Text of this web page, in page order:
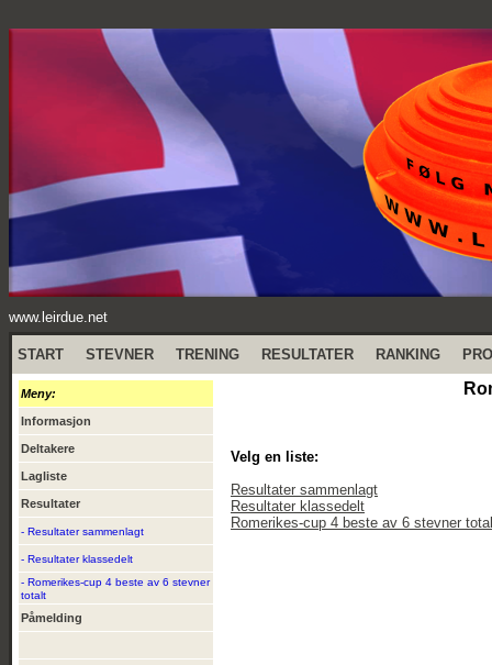
www.leirdue.net
START STEVNER TRENING RESULTATER RANKING
Meny:
Informasjon
Deltakere
Lagliste
Resultater
- Resultater sammenlagt
- Resultater klassedelt
- Romerikes-cup 4 beste av 6 stevner
totalt
Påmelding
Velg en liste:
Resultater sammenlagt
Resultater klassedelt
Romerikes-cup 4 beste av 6 stevner